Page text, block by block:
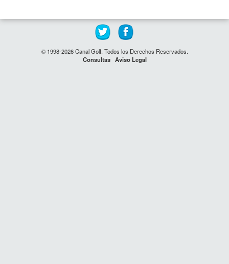
© 1998-2026 Canal Golf. Todos los Derechos Reservados.
Consultas Aviso Legal